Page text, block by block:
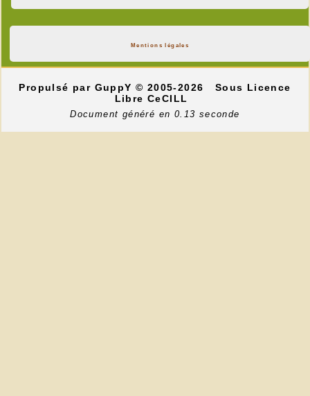
Mentions légales
Propulsé par GuppY© 2005-2026
Sous Licence
Libre CeCILL
Document généré en 0.13 seconde